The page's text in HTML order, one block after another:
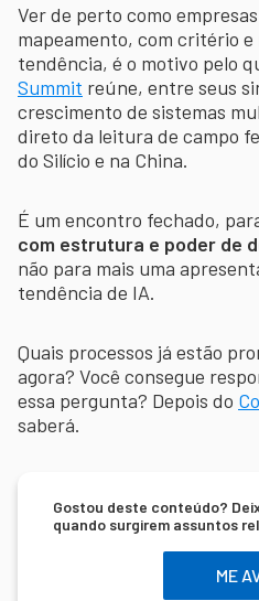
Ver de perto como
mapeamento, com critério e
tendência, é o motivo pelo
Summit reúne, entre seus
crescimento de sistemas
direto da leitura de campo
do Silício e na China.
É um encontro fechado,
com estrutura e poder de
não para mais uma
tendência de IA.
Quais processos já estão
agora? Você consegue
essa pergunta? Depois do
saberá.
Gostou deste conteúdo?
quando surgirem assuntos
ME